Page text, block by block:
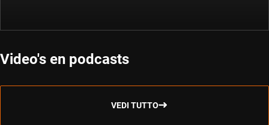
Video's en podcasts
VEDI TUTTO